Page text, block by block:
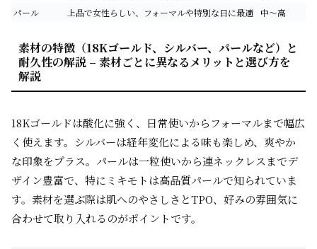
パール
上品で女性らしい、フォーマルや特別な日に最適 中～高
素材の特徴（18Kゴールド、シルバー、パールなど）と
耐久性の解説 – 素材ごとに異なるメリットと選び方を
解説
18Kゴールドは酸化に強く、日常使いからフォーマルまで幅広
く使えます。シルバーは経年変化による味も楽しめ、爽やか
な印象をプラス。パールは一粒使いから連ネックレスまでデ
ザイン豊富で、特にミキモトは高品質パールで知られていま
す。素材を選ぶ際は肌へのやさしさとTPO、好みの雰囲気に
合わせて取り入れるのがポイントです。